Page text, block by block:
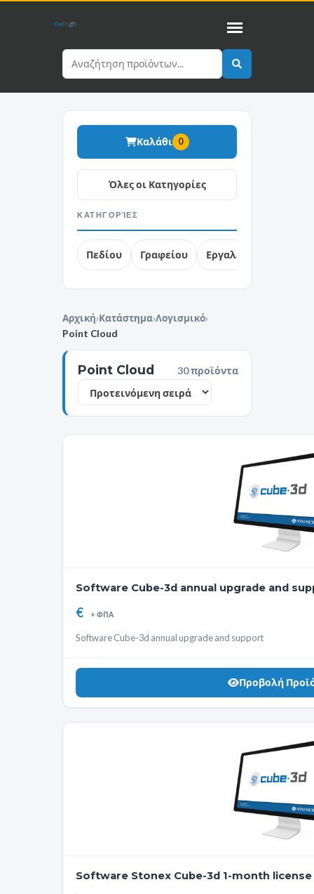
Καλάθι 0
ΚΑΤΗΓΟΡΊΕΣ
Πεδίου Γραφείου Εργαλεία
Αρχική›Κατάστημα›Λογισμικό›
Point Cloud
Point Cloud 30 προϊόντα
Software Cube-3d annual upgrade and
€ + ΦΠΑ
Software Cube-3d annual upgrade and support
Προβολή
Software Stonex Cube-3d 1-month license